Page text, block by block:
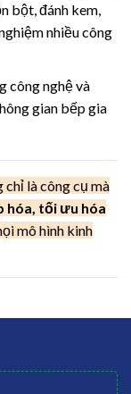
bột, đánh kem,
nhiều công
công nghệ và
gian bếp gia
là công cụ mà
hóa, tối ưu hóa
mô hình kinh